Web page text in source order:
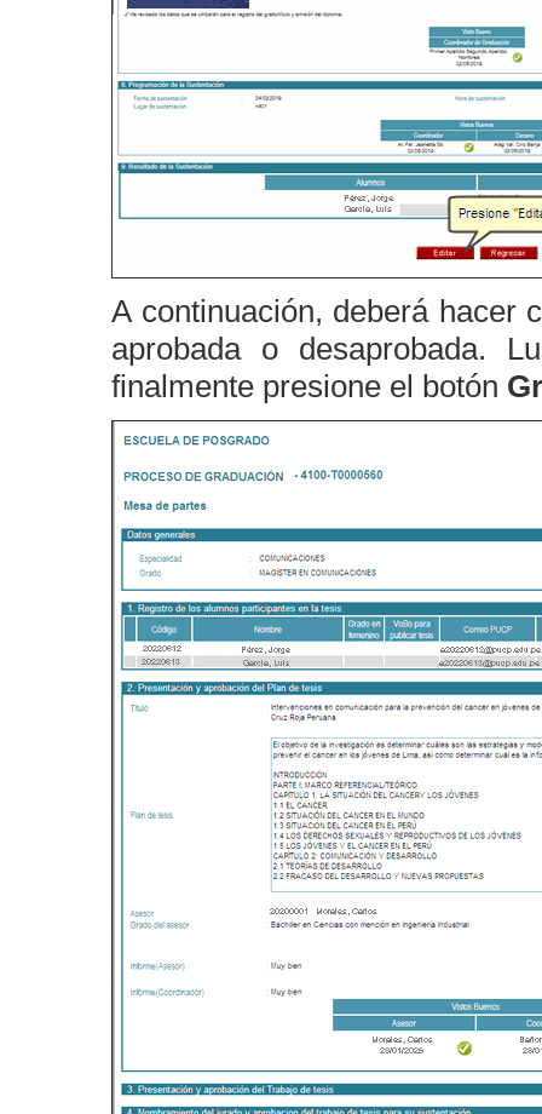
A continuación, deberá hacer
aprobada o desaprobada.
finalmente presione el botón